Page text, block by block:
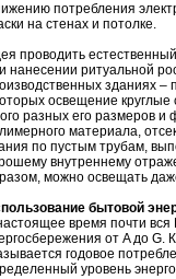
потребления
на стенах и потолке.
проводить
нанесении ритуальной
зданиях –
освещение
разных его размеров и
материала,
по пустым трубам,
внутреннему
можно освещать
бытовой
время почти вся
от A до G.
годовое
уровень